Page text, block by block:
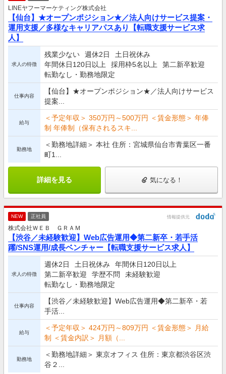
LINEヤフーマーケティング株式会社
【仙台】★オープンポジション★／法人向けサービス提案・
運用支援／多様なキャリアパスあり【転職支援サービス求
人】
求人の特徴
残業少ない 週休2日
土日祝休み
年間休日120日以上
採用枠5名以上
第二新卒歓迎
転勤なし・勤務地限定
仕事内容
【仙台】★オープンポジション★／法人向けサービス
提案...
給与
＜予定年収＞ 350万円～500万円 ＜賃金形態＞ 年俸
制 年俸制（保有されるスキ...
勤務地
＜勤務地詳細＞ 本社 住所：宮城県仙台市青葉区一番
町1...
詳細を見る 気になる！
NEW 正社員 情報提供元
株式会社ＷＥＢ ＧＲＡＭ
【渋谷／未経験歓迎】Web広告運用◆第二新卒・若手活
躍/SNS運用/成長ベンチャー【転職支援サービス求人】
求人の特徴
週休2日 土日祝休み
年間休日120日以上
第二新卒歓迎
学歴不問
未経験歓迎
転勤なし・勤務地限定
仕事内容
【渋谷／未経験歓迎】Web広告運用◆第二新卒・若
手活...
給与
＜予定年収＞ 424万円～809万円 ＜賃金形態＞ 月給
制 ＜賃金内訳＞ 月額（...
勤務地
＜勤務地詳細＞ 東京オフィス 住所：東京都渋谷区渋
谷２...